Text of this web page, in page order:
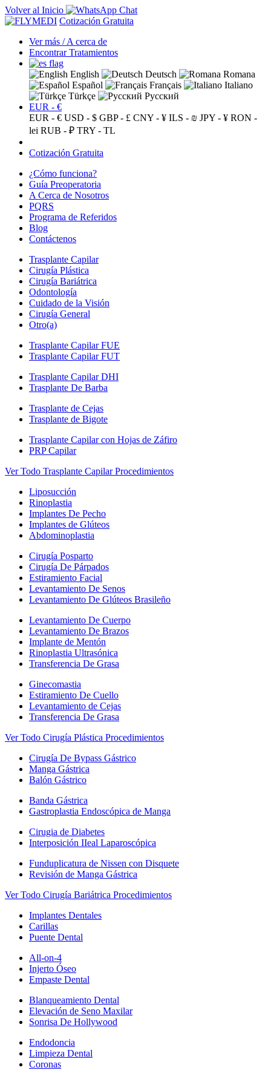
Volver al Inicio
Cotización Gratuita
Ver más / A cerca de
Encontrar Tratamientos
English Deutsch
Romana
Español
Français
Italiano
Türkçe
Русский
EUR - €
EUR - € USD - $ GBP - £ CNY - ¥ ILS - ₪ JPY - ¥ RON -
lei RUB - ₽ TRY - TL
Cotización Gratuita
¿Cómo funciona?
Guía Preoperatoria
A Cerca de Nosotros
PQRS
Programa de Referidos
Blog
Contáctenos
Trasplante Capilar
Cirugía Plástica
Cirugía Bariátrica
Odontología
Cuidado de la Visión
Cirugía General
Otro(a)
Trasplante Capilar FUE
Trasplante Capilar FUT
Trasplante Capilar DHI
Trasplante De Barba
Trasplante de Cejas
Trasplante de Bigote
Trasplante Capilar con Hojas de Záfiro
PRP Capilar
Ver Todo Trasplante Capilar Procedimientos
Liposucción
Rinoplastia
Implantes De Pecho
Implantes de Glúteos
Abdominoplastia
Cirugía Posparto
Cirugía De Párpados
Estiramiento Facial
Levantamiento De Senos
Levantamiento De Glúteos Brasileño
Levantamiento De Cuerpo
Levantamiento De Brazos
Implante de Mentón
Rinoplastia Ultrasónica
Transferencia De Grasa
Ginecomastia
Estiramiento De Cuello
Levantamiento de Cejas
Transferencia De Grasa
Ver Todo Cirugía Plástica Procedimientos
Cirugía De Bypass Gástrico
Manga Gástrica
Balón Gástrico
Banda Gástrica
Gastroplastia Endoscópica de Manga
Cirugia de Diabetes
Interposición IIeal Laparoscópica
Funduplicatura de Nissen con Disquete
Revisión de Manga Gástrica
Ver Todo Cirugía Bariátrica Procedimientos
Implantes Dentales
Carillas
Puente Dental
All-on-4
Injerto Óseo
Empaste Dental
Blanqueamiento Dental
Elevación de Seno Maxilar
Sonrisa De Hollywood
Endodoncia
Limpieza Dental
Coronas